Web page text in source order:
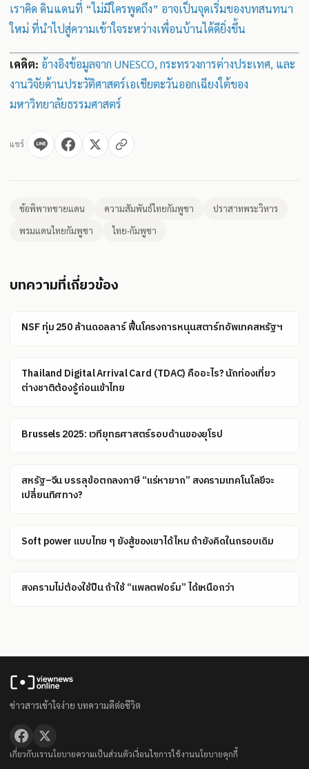
เราคิด ดินแดนที่ “ไม่มีใครพูดถึง” อาจเป็นจุดเริ่มของบทสนทนา
ใหม่ ที่นำไปสู่ความเข้าใจระหว่างเพื่อนบ้านได้ดียิ่งขึ้น
เคดิต: อ้างอิงข้อมูลจาก UNESCO, กระทรวงการต่างประเทศ, และ
งานวิจัยด้านประวัติศาสตร์เอเชียตะวันออกเฉียงใต้ของ
มหาวิทยาลัยธรรมศาสตร์
แชร์
ข้อพิพาทชายแดน ความสัมพันธ์ไทยกัมพูชา
ปราสาทพระวิหาร
พรมแดนไทยกัมพูชา
ไทย-กัมพูชา
บทความที่เกี่ยวข้อง
NSF ทุ่ม 250 ล้านดอลลาร์ ฟื้นโครงการหนุนสตาร์ทอัพเทคสหรัฐฯ
Thailand Digital Arrival Card (TDAC) คืออะไร? นักท่องเที่ยว
ต่างชาติต้องรู้ก่อนเข้าไทย
Brussels 2025: เวทียุทธศาสตร์รอบด้านของยุโรป
สหรัฐ–จีน บรรลุข้อตกลงภาษี “แร่หายาก” สงครามเทคโนโลยีจะ
เปลี่ยนทิศทาง?
Soft power แบบไทย ๆ ยังสู้ของเขาได้ไหม ถ้ายังคิดในกรอบเดิม
สงครามไม่ต้องใช้ปืน ถ้าใช้ “แพลตฟอร์ม” ได้เหนือกว่า
ข่าวสารเข้าใจง่าย บทความดีต่อชีวิต
เกี่ยวกับเรานโยบายความเป็นส่วนตัวเงื่อนไขการใช้งานนโยบายคุกกี้